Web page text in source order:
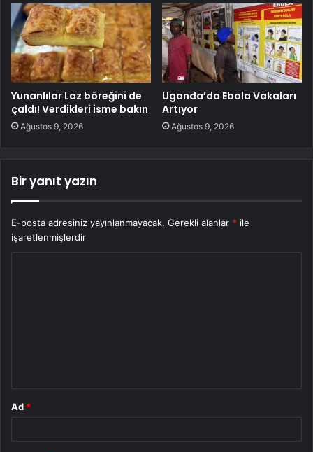
Yunanlılar Laz böreğini de
çaldı! Verdikleri isme bakın
Ağustos 9, 2026
Uganda’da Ebola Vakaları
Artıyor
Ağustos 9, 2026
Bir yanıt yazın
E-posta adresiniz yayınlanmayacak. Gerekli alanlar * ile
işaretlenmişlerdir
Ad *